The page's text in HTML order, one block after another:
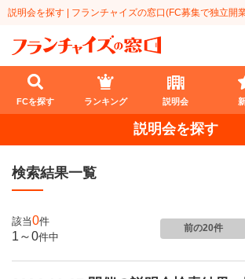
説明会を探す | フランチャイズの窓口(FC募集で独立開
FCを探す
業種
代理店業
開業資金
FCを探す ランキング 説明会
説明会を探す
検索結果一覧
該当0件
1～0件中
前の20件